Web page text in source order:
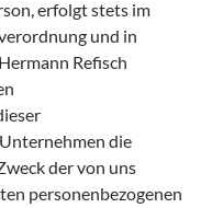
erfolgt stets im
und in
Refisch
die
der von uns
personenbezogenen